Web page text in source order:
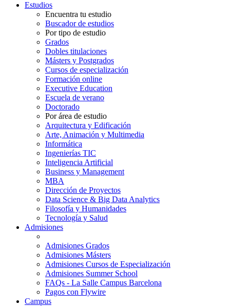
Estudios
Encuentra tu estudio
Buscador de estudios
Por tipo de estudio
Grados
Dobles titulaciones
Másters y Postgrados
Cursos de especialización
Formación online
Executive Education
Escuela de verano
Doctorado
Por área de estudio
Arquitectura y Edificación
Arte, Animación y Multimedia
Informática
Ingenierías TIC
Inteligencia Artificial
Business y Management
MBA
Dirección de Proyectos
Data Science & Big Data Analytics
Filosofía y Humanidades
Tecnología y Salud
Admisiones
Admisiones Grados
Admisiones Másters
Admisiones Cursos de Especialización
Admisiones Summer School
FAQs - La Salle Campus Barcelona
Pagos con Flywire
Campus